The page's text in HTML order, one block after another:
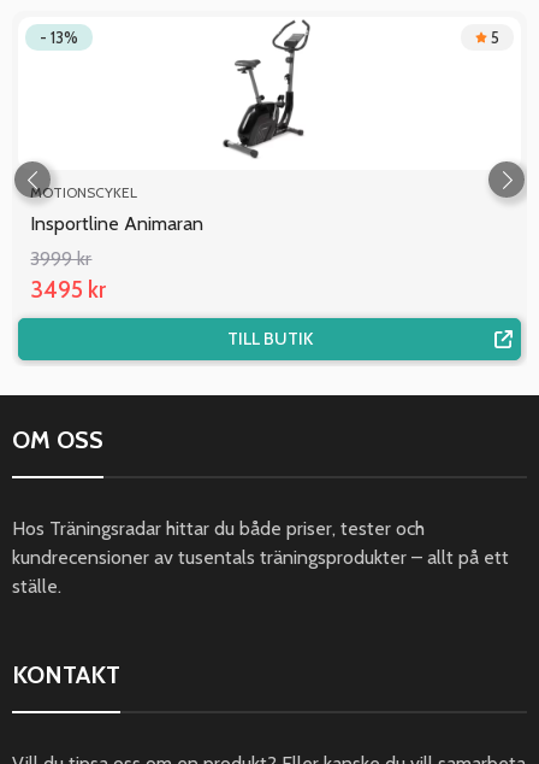
- 13% 5
MOTIONSCYKEL
Insportline Animaran
3999 kr
3495 kr
TILL BUTIK
OM OSS
Hos Träningsradar hittar du både priser, tester och
kundrecensioner av tusentals träningsprodukter – allt på ett
ställe.
KONTAKT